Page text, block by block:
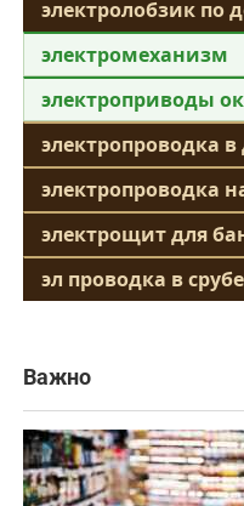
электролобзик по
электромеханизм
электроприводы
электропроводка
электропроводка
электрощит для
эл проводка в
Важно